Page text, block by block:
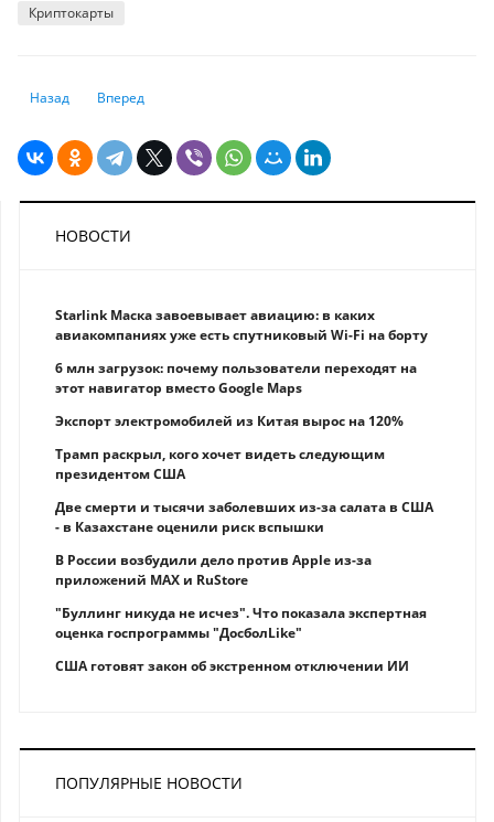
Криптокарты
Предыдущий: Какие государства создают крипторезервы
Назад Следующий: JPMorgan запустит собственный депозитный
Вперед
НОВОСТИ
Starlink Маска завоевывает авиацию: в каких
авиакомпаниях уже есть спутниковый Wi-Fi на борту
6 млн загрузок: почему пользователи переходят на
этот навигатор вместо Google Maps
Экспорт электромобилей из Китая вырос на 120%
Трамп раскрыл, кого хочет видеть следующим
президентом США
Две смерти и тысячи заболевших из-за салата в США
- в Казахстане оценили риск вспышки
В России возбудили дело против Apple из-за
приложений MAX и RuStore
"Буллинг никуда не исчез". Что показала экспертная
оценка госпрограммы "ДосболLike"
США готовят закон об экстренном отключении ИИ
ПОПУЛЯРНЫЕ НОВОСТИ